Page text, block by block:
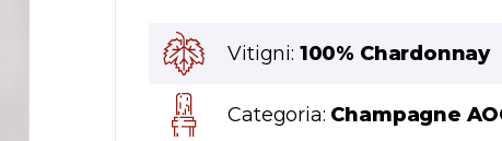
Vitigni: 100% Chardonnay
Categoria: Champagne